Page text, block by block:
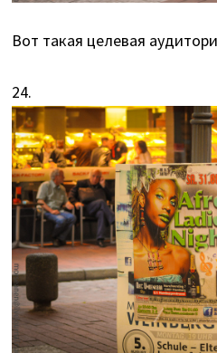
Вот такая целевая
24.